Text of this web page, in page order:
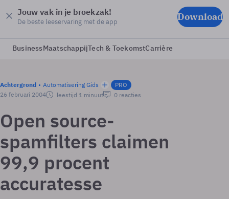
Jouw vak in je broekzak!
De beste leeservaring met de app Download
BusinessMaatschappijTech & ToekomstCarrière
Achtergrond Automatisering Gids
PRO
26 februari 2004
leestijd 1 minuut 0 reacties
Open source-
spamfilters claimen
99,9 procent
accuratesse